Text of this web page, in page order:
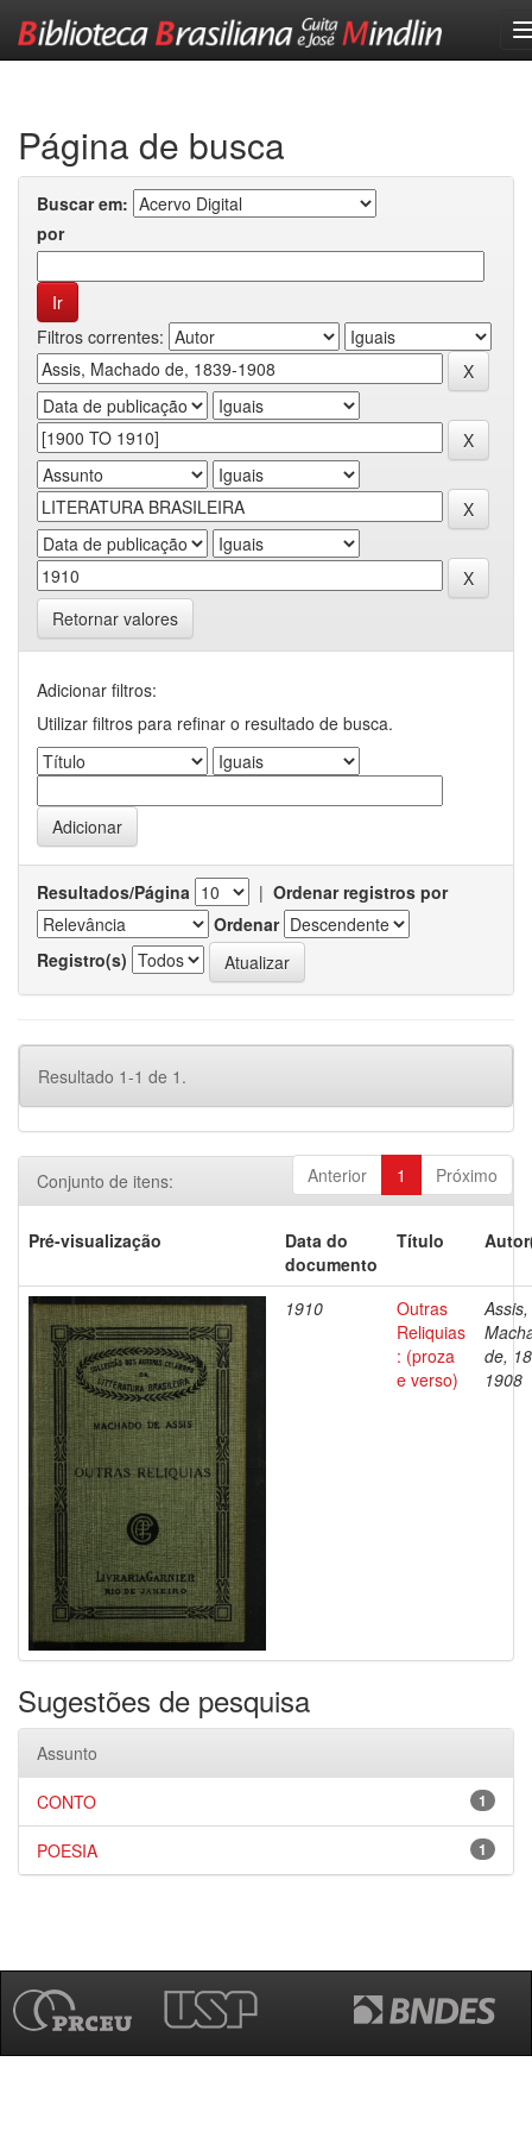
Página de busca
Buscar em:
por
Filtros correntes:
Retornar valores
Adicionar filtros:
Utilizar filtros para refinar o resultado de busca.
Resultados/Página | Ordenar registros por
Ordenar
Registro(s)
Resultado 1-1 de 1.
Anterior 1 Próximo
Conjunto de itens:
Pré-visualização
Data do
documento
Título
1910
Outras
Reliquias
: (proza
e verso)
Assis,
de,
1908
Sugestões de pesquisa
Assunto
1
CONTO
1
POESIA